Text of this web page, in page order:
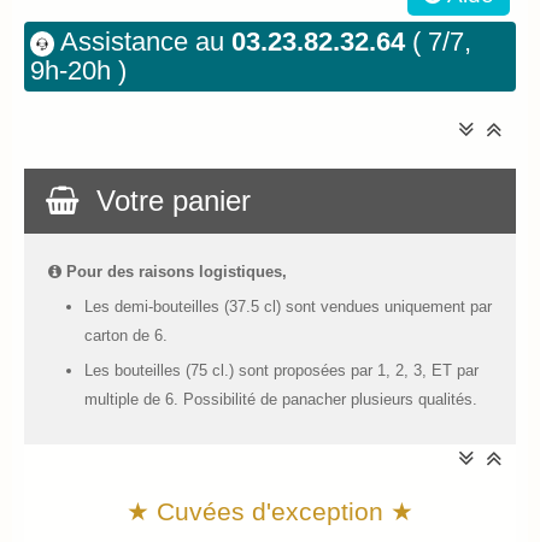
Assistance au 03.23.82.32.64( 7/7,
9h-20h )
Votre panier
Pour des raisons logistiques,
Les demi-bouteilles (37.5 cl) sont vendues uniquement par
carton de 6.
Les bouteilles (75 cl.) sont proposées par 1, 2, 3, ET par
multiple de 6. Possibilité de panacher plusieurs qualités.
★ Cuvées d'exception ★